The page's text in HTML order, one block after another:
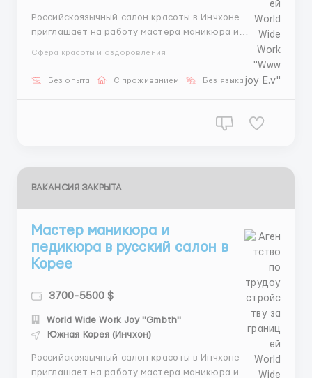
Российскоязычный салон красоты в Инчхоне
приглашает на работу мастера маникюра и
работы: 5 дней в неделю. Зарплата: от 3800$ в
Сфера красоты и оздоровления
Без опыта С проживанием Без языка
ВАКАНСИЯ ЗАКРЫТА
Мастер маникюра и
педикюра в русский салон в
Корее
3700-5500 $
World Wide Work Joy "Gmbth"
Южная Корея (Инчхон)
Российскоязычный салон красоты в Инчхоне
приглашает на работу мастера маникюра и